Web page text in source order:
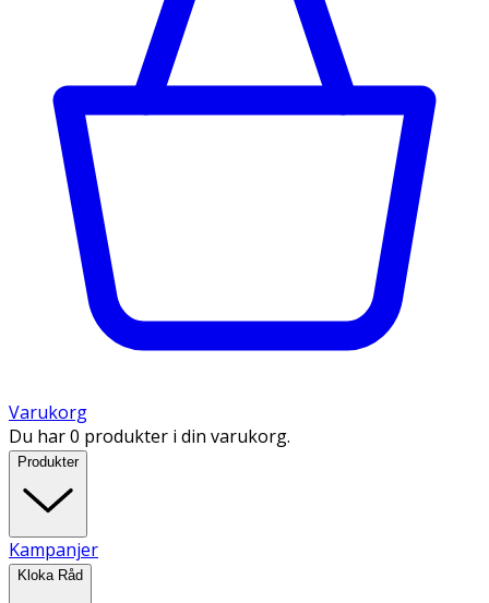
Varukorg
Du har 0 produkter i din varukorg.
Produkter
Kampanjer
Kloka Råd